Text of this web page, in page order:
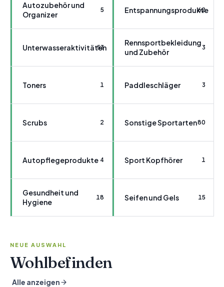
Autozubehör und
Organizer
5 Entspannungsprodukte
62
Unterwasseraktivitäten
53
Rennsportbekleidung
und Zubehör
3
Toners 1 Paddleschläger 3
Scrubs 2 Sonstige Sportarten80
Autopflegeprodukte 4 Sport Kopfhörer 1
Gesundheit und
Hygiene
18 Seifen und Gels 15
NEUE AUSWAHL
Wohlbefinden
Alle anzeigen